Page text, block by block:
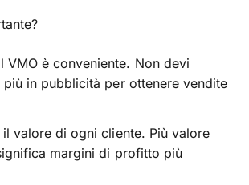
VMO è conveniente. Non devi
più in pubblicità per ottenere vendite
il valore di ogni cliente. Più valore
margini di profitto più